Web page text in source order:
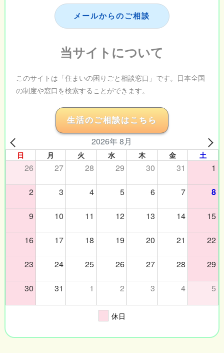
メールからのご相談
当サイトについて
このサイトは「住まいの困りごと相談窓口」です。日本全国
の制度や窓口を検索することができます。
生活のご相談はこちら
2026年 8月
日 月 火 水 木 金 土
26 27 28 29 30 31 1
2 3 4 5 6 7 8
9 10 11 12 13 14 15
16 17 18 19 20 21 22
23 24 25 26 27 28 29
30 31 1 2 3 4 5
休日